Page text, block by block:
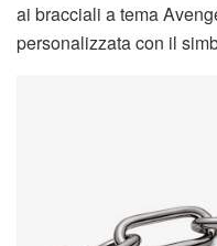
ai bracciali a tema
personalizzata con il